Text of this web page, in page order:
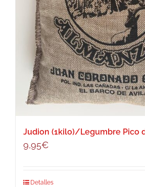
Judion (1kilo)/Legumbre Pico
9,95€
Detalles